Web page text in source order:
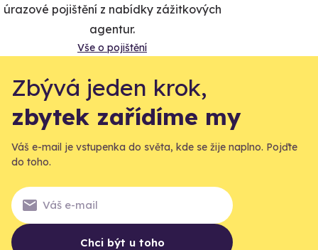
úrazové pojištění z nabídky zážitkových
agentur.
Vše o pojištění
Zbývá jeden krok,
zbytek zařídíme my
Váš e-mail je vstupenka do světa, kde se žije naplno. Pojďte
do toho.
Chci být u toho